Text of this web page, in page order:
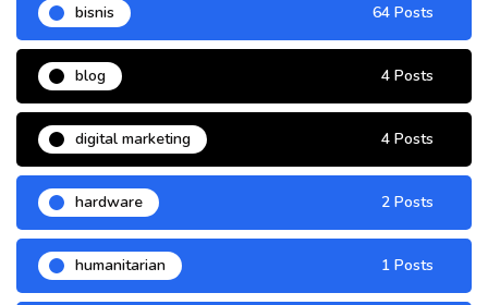
bisnis 64 Posts
blog 4 Posts
digital marketing 4 Posts
hardware 2 Posts
humanitarian 1 Posts